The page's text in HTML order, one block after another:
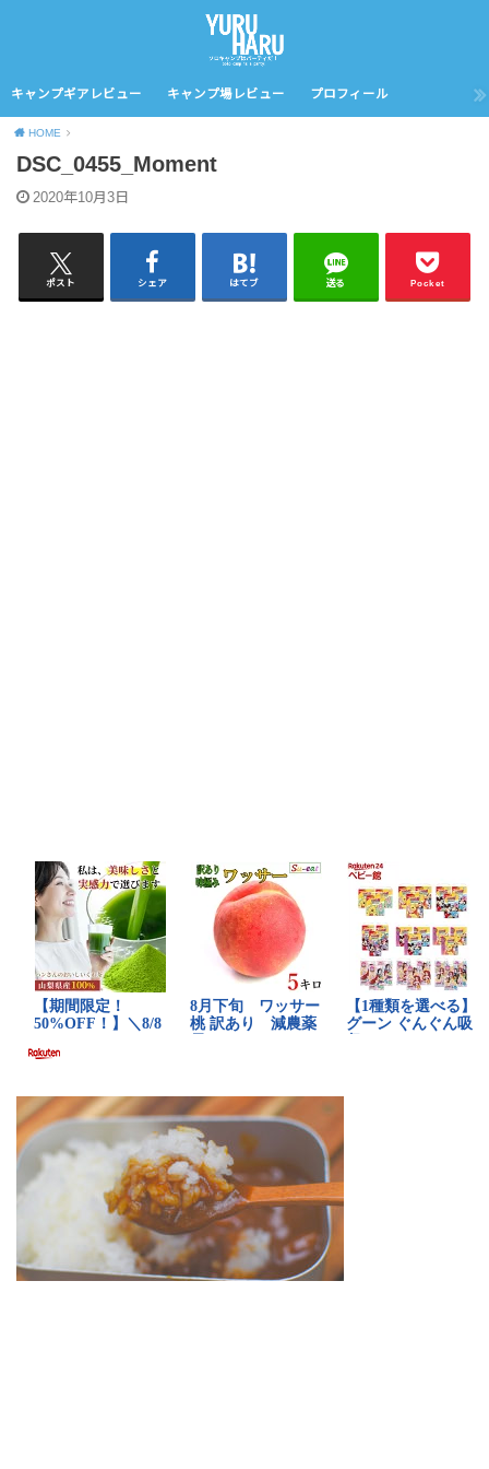
キャンプギアレビュー キャンプ場レビュー プロフィール
HOME
DSC_0455_Moment
2020年10月3日
ポスト シェア はてブ 送る Pocket